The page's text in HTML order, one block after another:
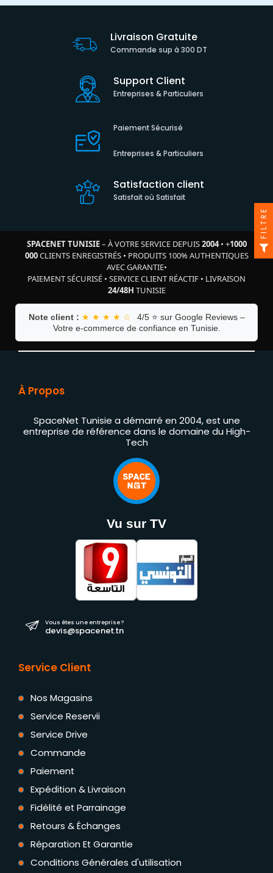
Livraison Gratuite
Commande sup à 300 DT
Support Client
Entreprises & Particuliers
Paiement Sécurisé
Entreprises & Particuliers
Satisfaction client
Satisfait où Satisfait
SPACENET TUNISIE– À VOTRE SERVICE DEPUIS2004• +1000
000CLIENTS ENREGISTRÉS• PRODUITS 100% AUTHENTIQUES
AVEC GARANTIE•
PAIEMENT SÉCURISÉ • SERVICE CLIENT RÉACTIF • LIVRAISON
24/48H TUNISIE
Note client : ★ ★ ★ ★ ☆
4/5 ⭐ sur Google Reviews –
Votre e-commerce de confiance en Tunisie.
À Propos
SpaceNet Tunisie a démarré en 2004, est une
entreprise de référence dans le domaine du High-
Tech
Vu sur TV
Vous êtes une entreprise ?
devis@spacenet.tn
Service Client
Nos Magasins
Service Reservii
Service Drive
Commande
Paiement
Expédition & Livraison
Fidélité et Parrainage
Retours & Échanges
Réparation Et Garantie
Conditions Générales d'utilisation
FILTRE